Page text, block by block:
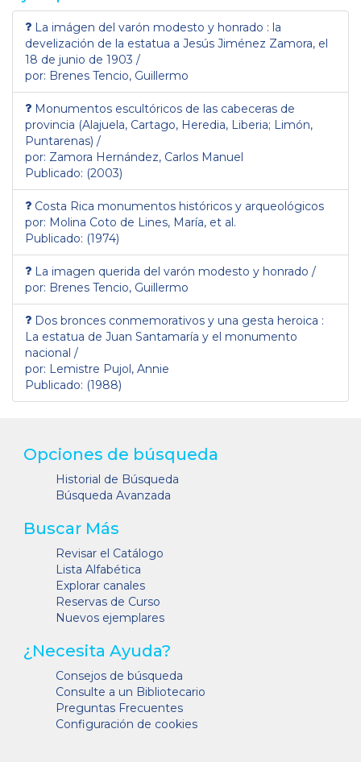
La imágen del varón modesto y honrado : la
develización de la estatua a Jesús Jiménez Zamora, el
18 de junio de 1903 /
por: Brenes Tencio, Guillermo
Monumentos escultóricos de las cabeceras de
provincia (Alajuela, Cartago, Heredia, Liberia; Limón,
Puntarenas) /
por: Zamora Hernández, Carlos Manuel
Publicado: (2003)
Costa Rica monumentos históricos y arqueológicos
por: Molina Coto de Lines, María, et al.
Publicado: (1974)
La imagen querida del varón modesto y honrado /
por: Brenes Tencio, Guillermo
Dos bronces conmemorativos y una gesta heroica :
La estatua de Juan Santamaría y el monumento
nacional /
por: Lemistre Pujol, Annie
Publicado: (1988)
Opciones de búsqueda
Historial de Búsqueda
Búsqueda Avanzada
Buscar Más
Revisar el Catálogo
Lista Alfabética
Explorar canales
Reservas de Curso
Nuevos ejemplares
¿Necesita Ayuda?
Consejos de búsqueda
Consulte a un Bibliotecario
Preguntas Frecuentes
Configuración de cookies